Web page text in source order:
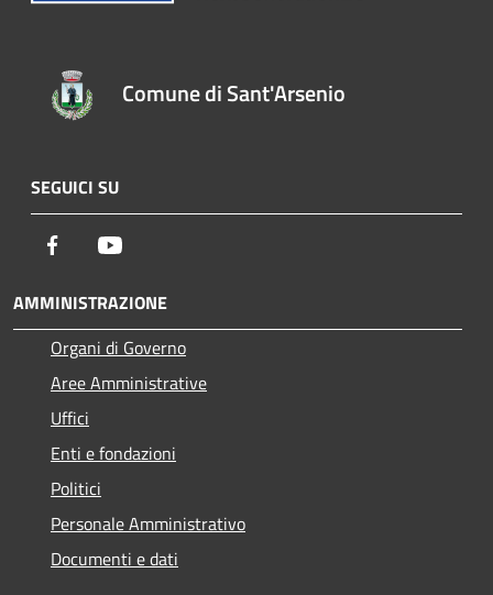
Comune di Sant'Arsenio
SEGUICI SU
Facebook
AMMINISTRAZIONE
Organi di Governo
Aree Amministrative
Uffici
Enti e fondazioni
Politici
Personale Amministrativo
Documenti e dati